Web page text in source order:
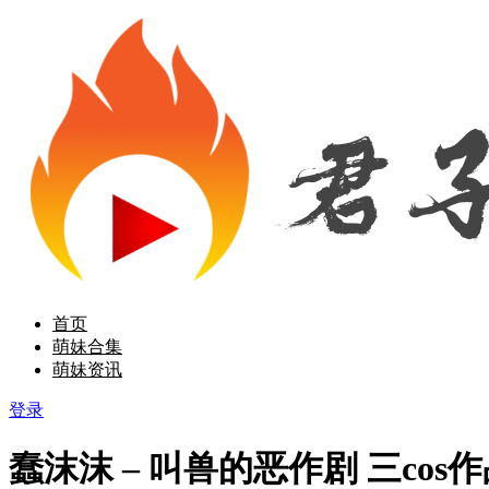
首页
萌妹合集
萌妹资讯
登录
蠢沫沫 – 叫兽的恶作剧 三cos